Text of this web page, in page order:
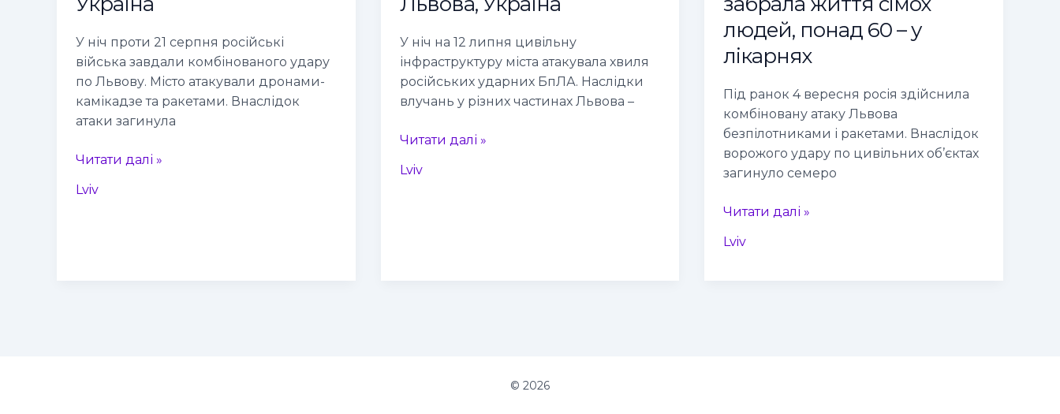
У ніч проти 21 серпня російські
війська завдали комбінованого удару
по Львову. Місто атакували дронами-
камікадзе та ракетами. Внаслідок
атаки загинула
атаки,
Читати далі »
Lviv
У ніч на 12 липня цивільну
інфраструктуру міста атакувала хвиля
російських ударних БпЛА. Наслідки
влучань у різних частинах Львова –
Львова,
Читати далі »
Lviv
людей, понад 60 – у
лікарнях
Під ранок 4 вересня росія здійснила
комбіновану атаку Львова
безпілотниками і ракетами. Внаслідок
ворожого удару по цивільних об’єктах
загинуло семеро
Львову
забрала
життя
сімох
людей,
понад
60
Читати далі »
Lviv
© 2026